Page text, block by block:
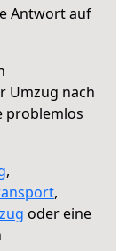
Antwort auf
Umzug nach
problemlos
,
,
oder eine